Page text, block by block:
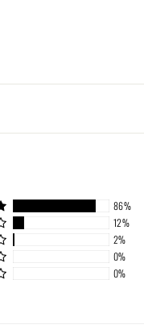
86%
12%
2%
0%
0%